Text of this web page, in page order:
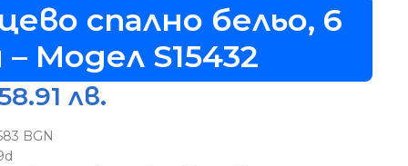
спално бельо, 6
Модел S15432
лв.
BGN